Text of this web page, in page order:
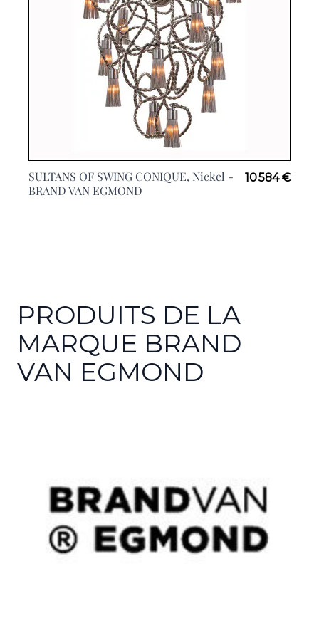
SULTANS OF SWING CONIQUE, Nickel -
BRAND VAN EGMOND
10 584 €
PRODUITS DE LA
MARQUE BRAND
VAN EGMOND